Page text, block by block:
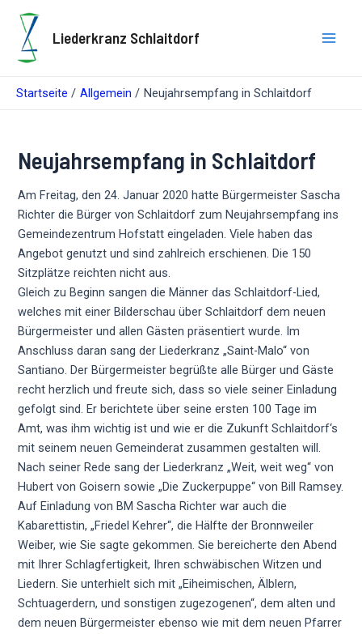
Inhalt
springen
Liederkranz Schlaitdorf
Startseite Allgemein Neujahrsempfang in Schlaitdorf
Neujahrsempfang in Schlaitdorf
Am Freitag, den 24. Januar 2020 hatte Bürgermeister Sascha
Richter die Bürger von Schlaitdorf zum Neujahrsempfang ins
Gemeindezentrum Hofstatt eingeladen. Viele haben das
Angebot genutzt und sind zahlreich erschienen. Die 150
Sitzplätze reichten nicht aus.
Gleich zu Beginn sangen die Männer das Schlaitdorf-Lied,
welches mit einer Bilderschau über Schlaitdorf dem neuen
Bürgermeister und allen Gästen präsentiert wurde. Im
Anschluss daran sang der Liederkranz „Saint-Malo“ von
Santiano. Der Bürgermeister begrüßte alle Bürger und Gäste
recht herzlich und freute sich, dass so viele seiner Einladung
gefolgt sind. Er berichtete über seine ersten 100 Tage im
Amt, was ihm wichtig ist und wie er die Zukunft Schlaitdorf‘s
mit seinem neuen Gemeinderat zusammen gestalten will.
Nach seiner Rede sang der Liederkranz „Weit, weit weg“ von
Hubert von Goisern sowie „Die Zuckerpuppe“ von Bill Ramsey.
Auf Einladung von BM Sascha Richter war auch die
Kabarettistin, „Friedel Kehrer“, die Hälfte der Bronnweiler
Weiber, wie Sie sagte gekommen. Sie bereicherte den Abend
mit Ihrer Schlagfertigkeit, Ihren schwäbischen Witzen und
Liedern. Sie unterhielt sich mit „Eiheimischen, Älblern,
Schtuagerdern, und sonstigen zugezogenen“, dem alten und
dem neuen Bürgermeister ebenso wie mit dem neuen Pfarrer